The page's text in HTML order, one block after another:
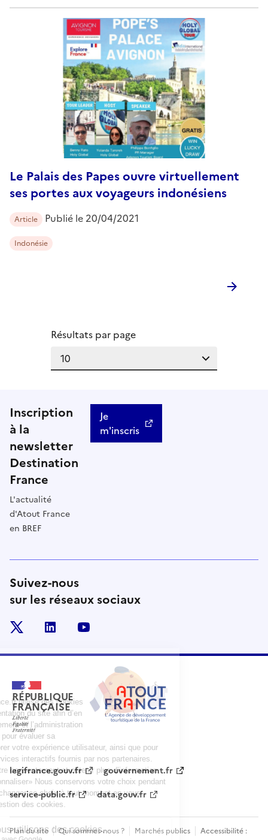
Le Palais des Papes ouvre virtuellement
ses portes aux voyageurs indonésiens
Article Publié le 20/04/2021
Indonésie
Résultats par page
Inscription
à la
newsletter
Destination
France
L'actualité
d'Atout France
en BREF
Je
m'inscris
Suivez-nous
sur les réseaux sociaux
linkedin
RÉPUBLIQUE
FRANÇAISE
legifrance.gouv.fr
gouvernement.fr
service-public.fr
data.gouv.fr
Plan du site Qui sommes-nous ? Marchés publics Accessibilité :